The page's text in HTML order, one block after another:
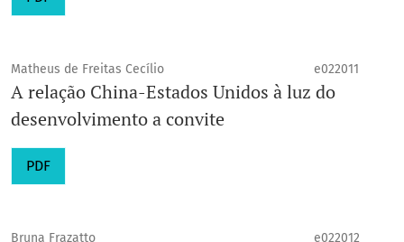
Matheus de Freitas Cecílio e022011
A relação China-Estados Unidos à luz do
desenvolvimento a convite
PDF
Bruna Frazatto e022012